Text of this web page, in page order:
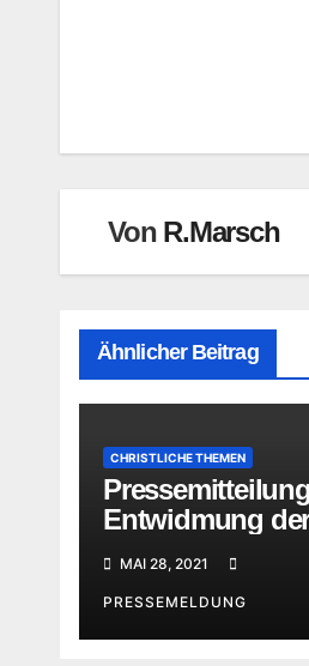
Von R.Marsch
Ähnlicher Beitrag
CHRISTLICHE THEMEN
Entwidmung
MAI 28, 2021
PRESSEMELDUNG